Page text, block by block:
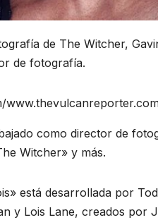
de The Witcher,
de fotografía.
como director de
Witcher» y más.
está desarrollada por
y Lois Lane, creados por